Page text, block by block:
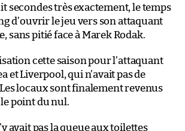
secondes très exactement, le temps
d’ouvrir le jeu vers son attaquant
sans pitié face à Marek Rodak.
cette saison pour l’attaquant
et Liverpool, qui n’avait pas de
locaux sont finalement revenus
point du nul.
avait pas la queue aux toilettes